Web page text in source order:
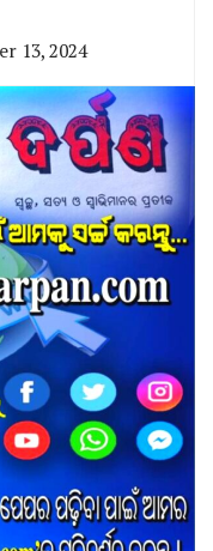
13, 2024